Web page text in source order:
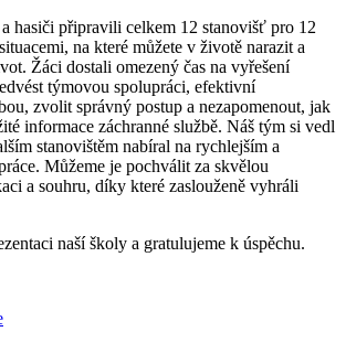
hasiči připravili celkem 12 stanovišť pro 12
na které můžete v životě narazit a
Žáci dostali omezený čas na vyřešení
týmovou spolupráci, efektivní
zvolit správný postup a nezapomenout, jak
informace záchranné službě. Náš tým si vedl
stanovištěm nabíral na rychlejším a
Můžeme je pochválit za skvělou
a souhru, díky které zaslouženě vyhráli
naší školy a gratulujeme k úspěchu.